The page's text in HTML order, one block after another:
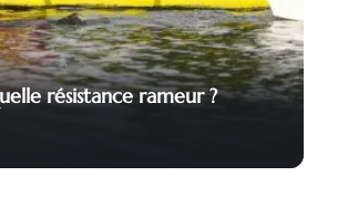
résistance rameur ?